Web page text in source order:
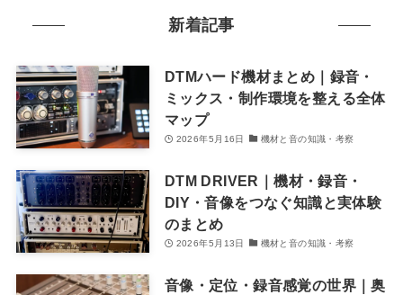
新着記事
DTMハード機材まとめ｜録音・
ミックス・制作環境を整える全体
マップ
2026年5月16日 機材と音の知識・考察
DTM DRIVER｜機材・録音・
DIY・音像をつなぐ知識と実体験
のまとめ
2026年5月13日 機材と音の知識・考察
音像・定位・録音感覚の世界｜奥